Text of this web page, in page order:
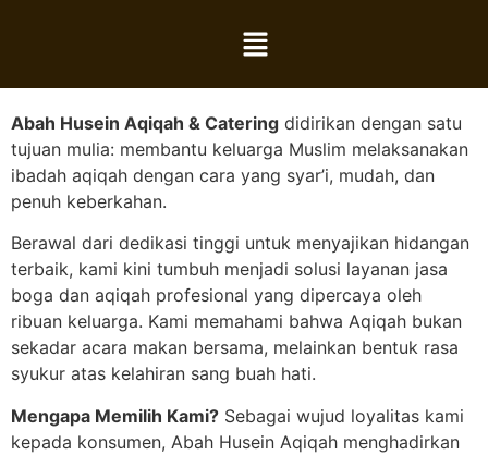
“Menyempurnakan Ibadah dengan Cita Rasa yang
Abah Husein Aqiqah & Catering didirikan dengan satu
tujuan mulia: membantu keluarga Muslim melaksanakan
ibadah aqiqah dengan cara yang syar’i, mudah, dan
penuh keberkahan.
Berawal dari dedikasi tinggi untuk menyajikan hidangan
terbaik, kami kini tumbuh menjadi solusi layanan jasa
boga dan aqiqah profesional yang dipercaya oleh
ribuan keluarga. Kami memahami bahwa Aqiqah bukan
sekadar acara makan bersama, melainkan bentuk rasa
syukur atas kelahiran sang buah hati.
Mengapa Memilih Kami? Sebagai wujud loyalitas kami
kepada konsumen, Abah Husein Aqiqah menghadirkan